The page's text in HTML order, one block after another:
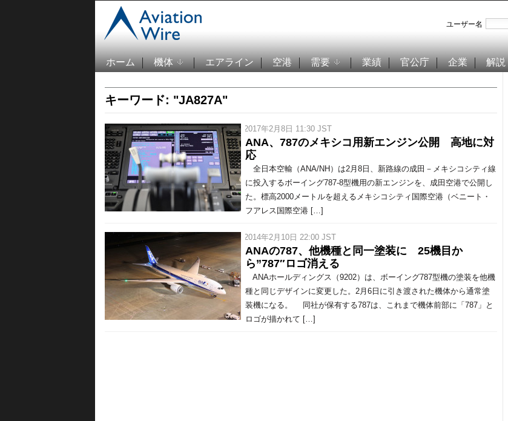
ユーザー名
ホーム 機体 エアライン 空港 需要 業績 官公庁 企業 解説
キーワード: "JA827A"
/ 2017年2月8日 11:30 JST
ANA、787のメキシコ用新エンジン公開 高地に対
応
全日本空輸（ANA/NH）は2月8日、新路線の成田－メキシコシティ線
に投入するボーイング787-8型機用の新エンジンを、成田空港で公開し
た。標高2000メートルを超えるメキシコシティ国際空港（ベニート・
フアレス国際空港 […]
/ 2014年2月10日 22:00 JST
ANAの787、他機種と同一塗装に 25機目か
ら”787″ロゴ消える
ANAホールディングス（9202）は、ボーイング787型機の塗装を他機
種と同じデザインに変更した。2月6日に引き渡された機体から通常塗
装機になる。 同社が保有する787は、これまで機体前部に「787」と
ロゴが描かれて […]